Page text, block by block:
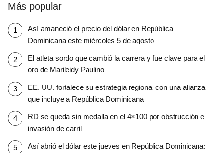
Más popular
Así amaneció el precio del dólar en República
Dominicana este miércoles 5 de agosto
El atleta sordo que cambió la carrera y fue clave para el
oro de Marileidy Paulino
EE. UU. fortalece su estrategia regional con una alianza
que incluye a República Dominicana
RD se queda sin medalla en el 4×100 por obstrucción e
invasión de carril
Así abrió el dólar este jueves en República Dominicana: